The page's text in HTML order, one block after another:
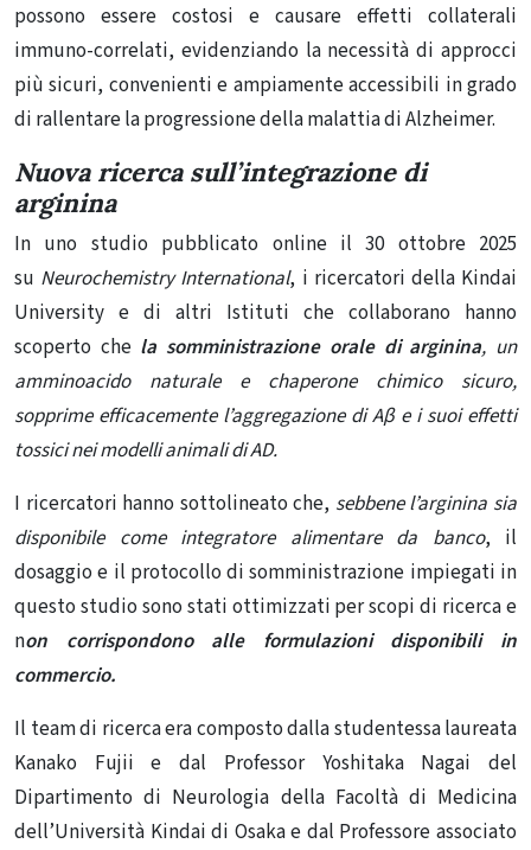
possono essere costosi e causare effetti collaterali
immuno-correlati, evidenziando la necessità di approcci
più sicuri, convenienti e ampiamente accessibili in grado
di rallentare la progressione della malattia di Alzheimer.
Nuova ricerca sull’integrazione di
arginina
In uno studio pubblicato online il 30 ottobre 2025
su Neurochemistry International, i ricercatori della Kindai
University e di altri Istituti che collaborano hanno
scoperto che la somministrazione orale di arginina, un
amminoacido naturale e chaperone chimico sicuro,
sopprime efficacemente l’aggregazione di Aβ e i suoi effetti
tossici nei modelli animali di AD.
I ricercatori hanno sottolineato che, sebbene l’arginina sia
disponibile come integratore alimentare da banco, il
dosaggio e il protocollo di somministrazione impiegati in
questo studio sono stati ottimizzati per scopi di ricerca e
non corrispondono alle formulazioni disponibili in
commercio.
Il team di ricerca era composto dalla studentessa laureata
Kanako Fujii e dal Professor Yoshitaka Nagai del
Dipartimento di Neurologia della Facoltà di Medicina
dell’Università Kindai di Osaka e dal Professore associato